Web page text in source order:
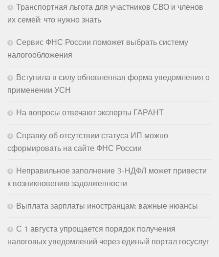
Транспортная льгота для участников СВО и членов
их семей: что нужно знать
Сервис ФНС России поможет выбрать систему
налогообложения
Вступила в силу обновленная форма уведомления о
применении УСН
На вопросы отвечают эксперты ГАРАНТ
Справку об отсутствии статуса ИП можно
сформировать на сайте ФНС России
Неправильное заполнение 3-НДФЛ может привести
к возникновению задолженности
Выплата зарплаты иностранцам: важные нюансы
С 1 августа упрощается порядок получения
налоговых уведомлений через единый портал госуслуг